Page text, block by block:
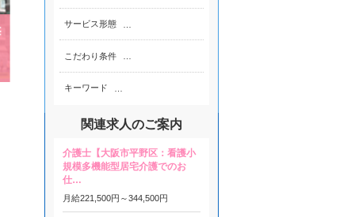
サービス形態
こだわり条件
キーワード
関連求人のご案内
介護士【大阪市平野区：看護小
規模多機能型居宅介護でのお
仕…
月給221,500円～344,500円